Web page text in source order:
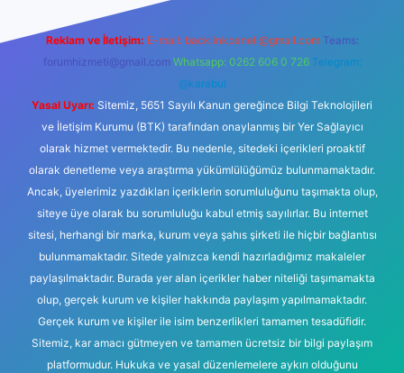
Reklam ve İletişim: E-mail: backlinkpaneli@gmail.com Teams:
forumhizmeti@gmail.com Whatsapp: 0262 606 0 726 Telegram:
@karabul
Yasal Uyarı: Sitemiz, 5651 Sayılı Kanun gereğince Bilgi Teknolojileri
ve İletişim Kurumu (BTK) tarafından onaylanmış bir Yer Sağlayıcı
olarak hizmet vermektedir. Bu nedenle, sitedeki içerikleri proaktif
olarak denetleme veya araştırma yükümlülüğümüz bulunmamaktadır.
Ancak, üyelerimiz yazdıkları içeriklerin sorumluluğunu taşımakta olup,
siteye üye olarak bu sorumluluğu kabul etmiş sayılırlar. Bu internet
sitesi, herhangi bir marka, kurum veya şahıs şirketi ile hiçbir bağlantısı
bulunmamaktadır. Sitede yalnızca kendi hazırladığımız makaleler
paylaşılmaktadır. Burada yer alan içerikler haber niteliği taşımamakta
olup, gerçek kurum ve kişiler hakkında paylaşım yapılmamaktadır.
Gerçek kurum ve kişiler ile isim benzerlikleri tamamen tesadüfidir.
Sitemiz, kar amacı gütmeyen ve tamamen ücretsiz bir bilgi paylaşım
platformudur. Hukuka ve yasal düzenlemelere aykırı olduğunu